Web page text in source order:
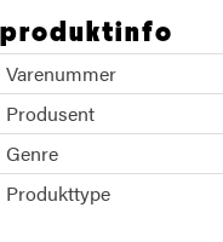
produktinfo
Varenummer
Produsent
Genre
Produkttype